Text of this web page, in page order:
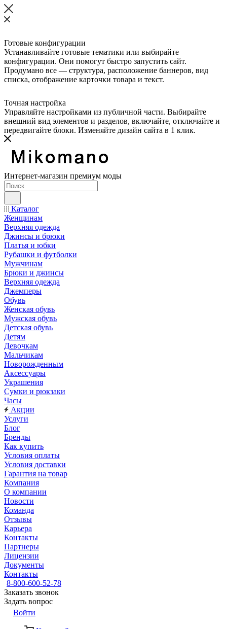
Готовые конфигурации
Устанавливайте готовые тематики или выбирайте
конфигурации. Они помогут быстро запустить сайт.
Продумано все — структура, расположение баннеров, вид
списка, отображение карточки товара и текст.
Точная настройка
Управляйте настройками из публичной части. Выбирайте
внешний вид элементов и разделов, включайте, отключайте и
передвигайте блоки. Изменяйте дизайн сайта в 1 клик.
Интернет-магазин премиум моды
Каталог
Женщинам
Верхняя одежда
Джинсы и брюки
Платья и юбки
Рубашки и футболки
Мужчинам
Брюки и джинсы
Верхняя одежда
Джемперы
Обувь
Женская обувь
Мужская обувь
Детская обувь
Детям
Девочкам
Мальчикам
Новорожденным
Аксессуары
Украшения
Сумки и рюкзаки
Часы
Акции
Услуги
Блог
Бренды
Как купить
Условия оплаты
Условия доставки
Гарантия на товар
Компания
О компании
Новости
Команда
Отзывы
Карьера
Контакты
Партнеры
Лицензии
Документы
Контакты
8-800-600-52-78
Заказать звонок
Задать вопрос
Войти